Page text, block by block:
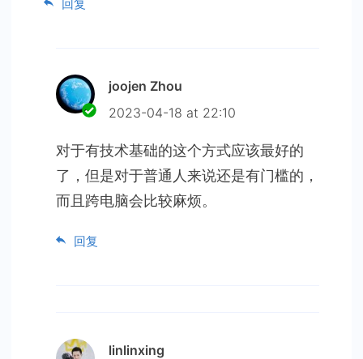
回复
joojen Zhou
2023-04-18 at 22:10
对于有技术基础的这个方式应该最好的
了，但是对于普通人来说还是有门槛的，
而且跨电脑会比较麻烦。
回复
linlinxing